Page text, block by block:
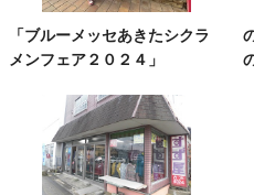
「ブルーメッセあきたシクラ
メンフェア２０２４」